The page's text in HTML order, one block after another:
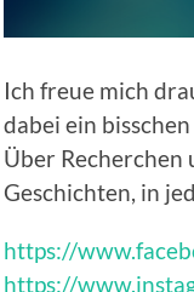
Ich freue mich
dabei ein
Über Recherchen
Geschichten, in
https://
https://